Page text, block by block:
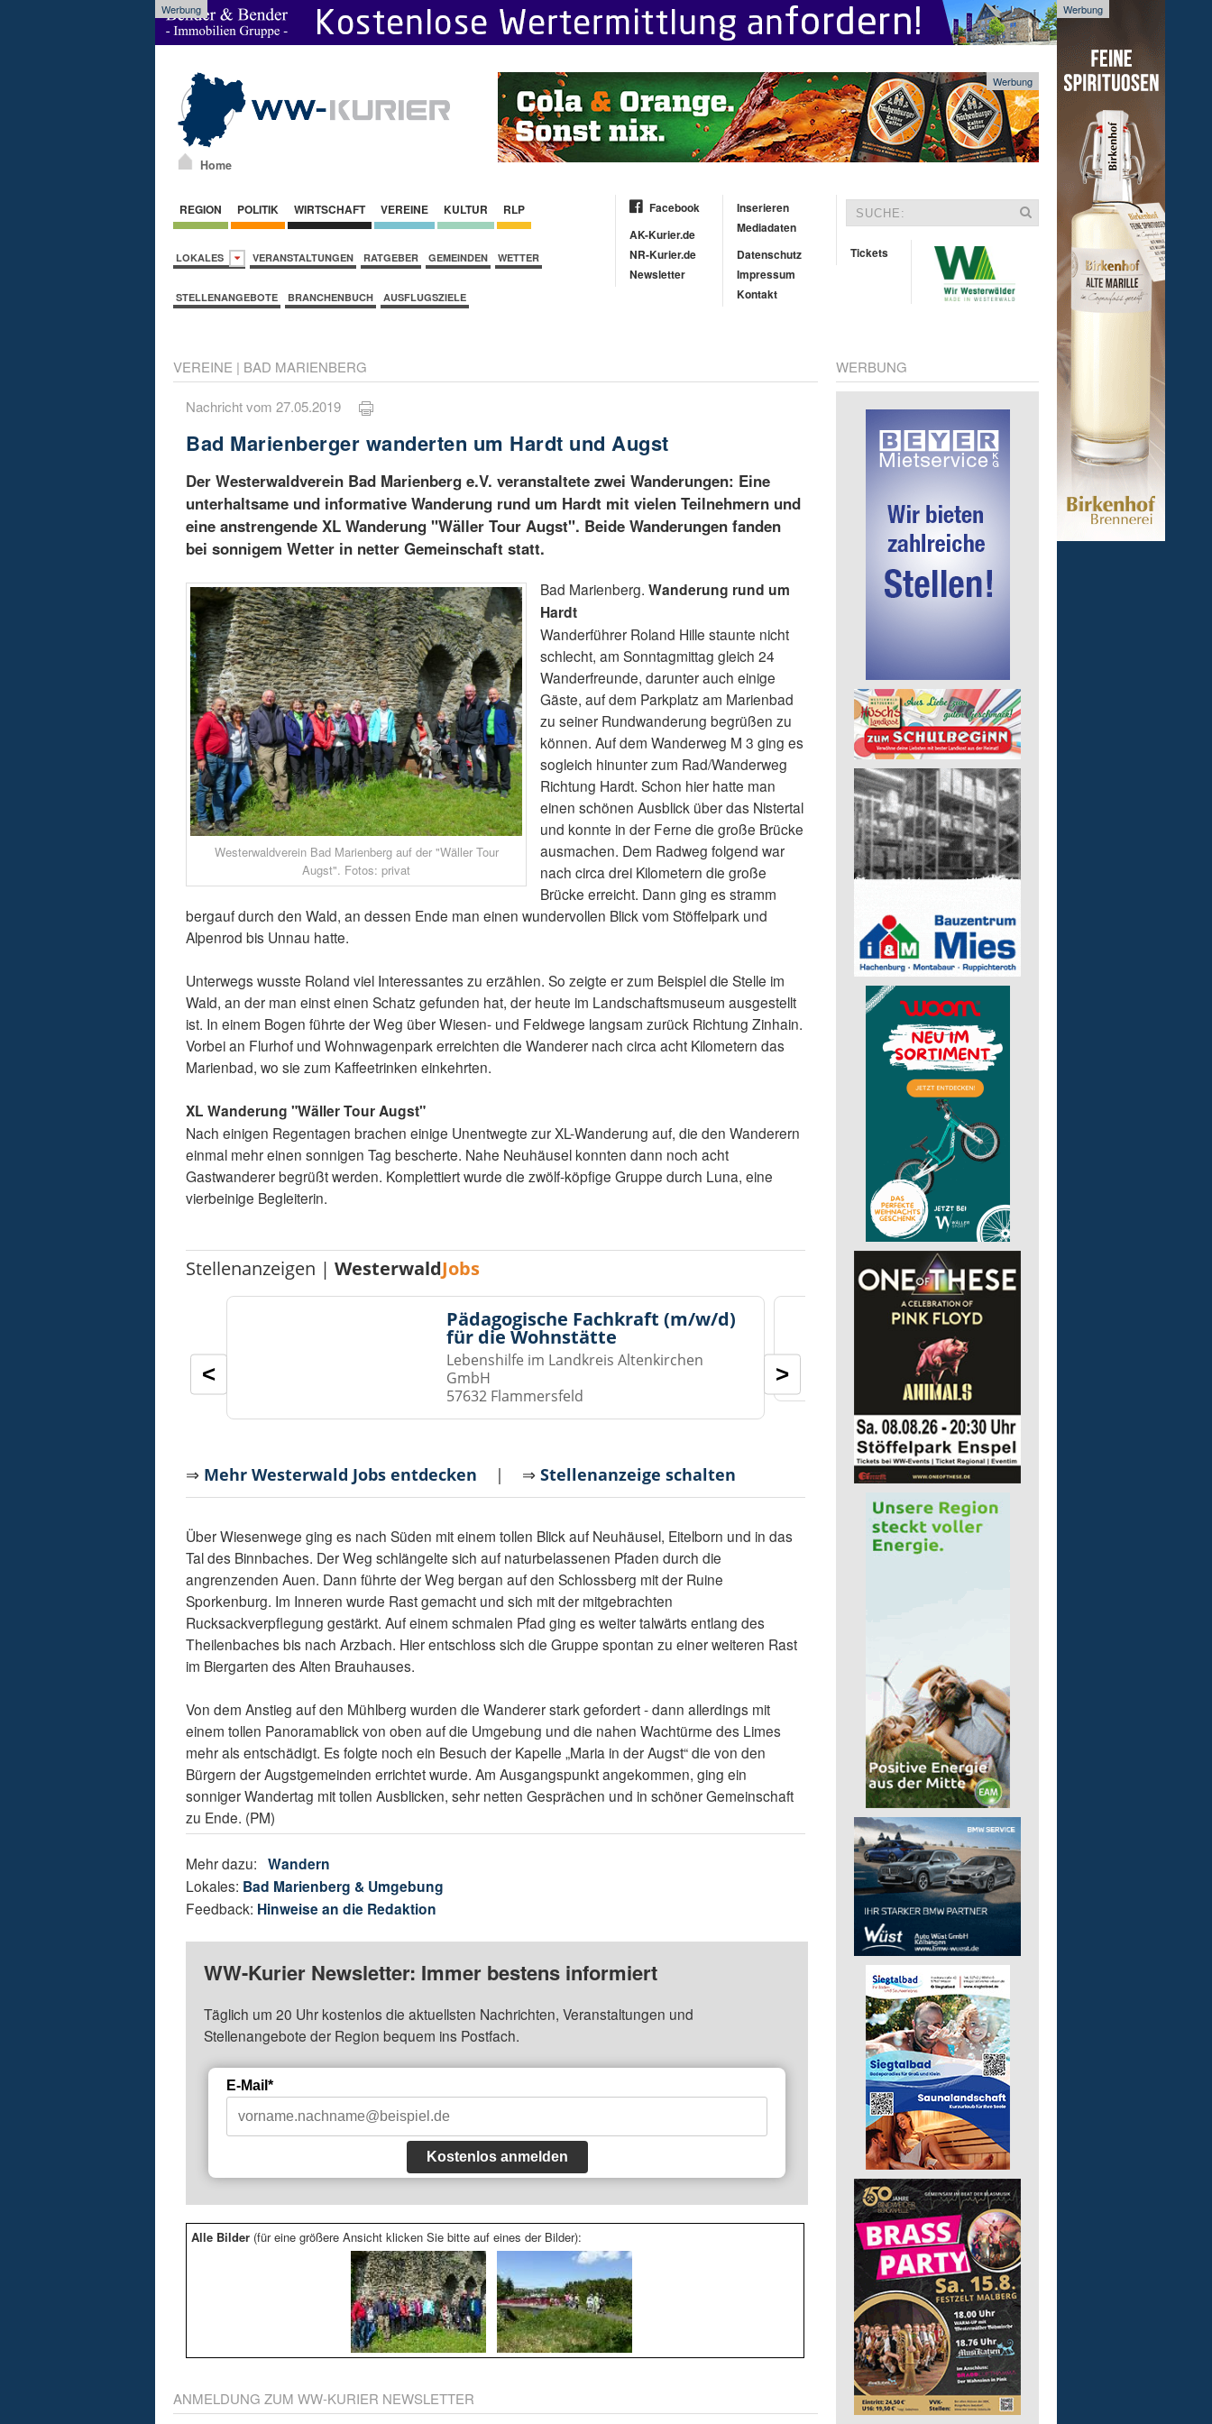
Werbung Werbung
Home
Werbung
REGION POLITIK WIRTSCHAFT VEREINE KULTUR RLP
LOKALES VERANSTALTUNGEN RATGEBER GEMEINDEN WETTER
STELLENANGEBOTE BRANCHENBUCH AUSFLUGSZIELE
Facebook
AK-Kurier.de
NR-Kurier.de
Newsletter
Inserieren
Mediadaten
Datenschutz
Impressum
Kontakt
Tickets
VEREINE | BAD MARIENBERG
Nachricht vom 27.05.2019
Bad Marienberger wanderten um Hardt und Augst
Der Westerwaldverein Bad Marienberg e.V. veranstaltete zwei Wanderungen: Eine
unterhaltsame und informative Wanderung rund um Hardt mit vielen Teilnehmern und
eine anstrengende XL Wanderung "Wäller Tour Augst". Beide Wanderungen fanden
bei sonnigem Wetter in netter Gemeinschaft statt.
Westerwaldverein Bad Marienberg auf der "Wäller Tour
Augst". Fotos: privat
Bad Marienberg. Wanderung rund um
Hardt
Wanderführer Roland Hille staunte nicht
schlecht, am Sonntagmittag gleich 24
Wanderfreunde, darunter auch einige
Gäste, auf dem Parkplatz am Marienbad
zu seiner Rundwanderung begrüßen zu
können. Auf dem Wanderweg M 3 ging es
sogleich hinunter zum Rad/Wanderweg
Richtung Hardt. Schon hier hatte man
einen schönen Ausblick über das Nistertal
und konnte in der Ferne die große Brücke
ausmachen. Dem Radweg folgend war
nach circa drei Kilometern die große
Brücke erreicht. Dann ging es stramm
bergauf durch den Wald, an dessen Ende man einen wundervollen Blick vom Stöffelpark und
Alpenrod bis Unnau hatte.
Unterwegs wusste Roland viel Interessantes zu erzählen. So zeigte er zum Beispiel die Stelle im
Wald, an der man einst einen Schatz gefunden hat, der heute im Landschaftsmuseum ausgestellt
ist. In einem Bogen führte der Weg über Wiesen- und Feldwege langsam zurück Richtung Zinhain.
Vorbei an Flurhof und Wohnwagenpark erreichten die Wanderer nach circa acht Kilometern das
Marienbad, wo sie zum Kaffeetrinken einkehrten.
XL Wanderung "Wäller Tour Augst"
Nach einigen Regentagen brachen einige Unentwegte zur XL-Wanderung auf, die den Wanderern
einmal mehr einen sonnigen Tag bescherte. Nahe Neuhäusel konnten dann noch acht
Gastwanderer begrüßt werden. Komplettiert wurde die zwölf-köpfige Gruppe durch Luna, eine
vierbeinige Begleiterin.
Stellenanzeigen |WesterwaldJobs
Pädagogische Fachkraft (m/w/d)
für die Wohnstätte
Lebenshilfe im Landkreis Altenkirchen
GmbH
57632 Flammersfeld
< >
⇒ Mehr Westerwald Jobs entdecken | ⇒Stellenanzeige schalten
Über Wiesenwege ging es nach Süden mit einem tollen Blick auf Neuhäusel, Eitelborn und in das
Tal des Binnbaches. Der Weg schlängelte sich auf naturbelassenen Pfaden durch die
angrenzenden Auen. Dann führte der Weg bergan auf den Schlossberg mit der Ruine
Sporkenburg. Im Inneren wurde Rast gemacht und sich mit der mitgebrachten
Rucksackverpflegung gestärkt. Auf einem schmalen Pfad ging es weiter talwärts entlang des
Theilenbaches bis nach Arzbach. Hier entschloss sich die Gruppe spontan zu einer weiteren Rast
im Biergarten des Alten Brauhauses.
Von dem Anstieg auf den Mühlberg wurden die Wanderer stark gefordert - dann allerdings mit
einem tollen Panoramablick von oben auf die Umgebung und die nahen Wachtürme des Limes
mehr als entschädigt. Es folgte noch ein Besuch der Kapelle „Maria in der Augst“ die von den
Bürgern der Augstgemeinden errichtet wurde. Am Ausgangspunkt angekommen, ging ein
sonniger Wandertag mit tollen Ausblicken, sehr netten Gesprächen und in schöner Gemeinschaft
zu Ende. (PM)
Mehr dazu:Wandern
Lokales: Bad Marienberg & Umgebung
Feedback: Hinweise an die Redaktion
WW-Kurier Newsletter: Immer bestens informiert
Täglich um 20 Uhr kostenlos die aktuellsten Nachrichten, Veranstaltungen und
Stellenangebote der Region bequem ins Postfach.
E-Mail*
Kostenlos anmelden
Alle Bilder (für eine größere Ansicht klicken Sie bitte auf eines der Bilder):
ANMELDUNG ZUM WW-KURIER NEWSLETTER
WERBUNG